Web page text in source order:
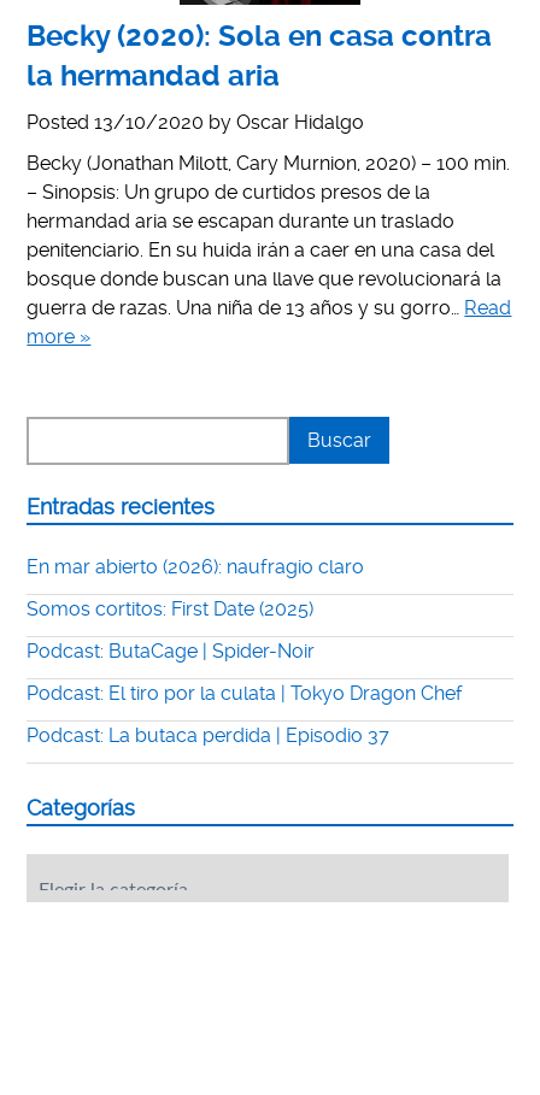
Becky (2020): Sola en casa contra
la hermandad aria
Posted13/10/2020 byOscar Hidalgo
Becky (Jonathan Milott, Cary Murnion, 2020) – 100 min.
– Sinopsis: Un grupo de curtidos presos de la
hermandad aria se escapan durante un traslado
penitenciario. En su huida irán a caer en una casa del
bosque donde buscan una llave que revolucionará la
guerra de razas. Una niña de 13 años y su gorro… Read
more »
Entradas recientes
En mar abierto (2026): naufragio claro
Somos cortitos: First Date (2025)
Podcast: ButaCage | Spider-Noir
Podcast: El tiro por la culata | Tokyo Dragon Chef
Podcast: La butaca perdida | Episodio 37
Categorías